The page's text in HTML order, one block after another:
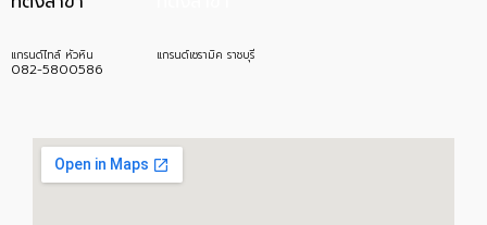
แกรนด์ไทล์ หัวหิน
082-5800586
แกรนด์เซรามิค ราชบุรี